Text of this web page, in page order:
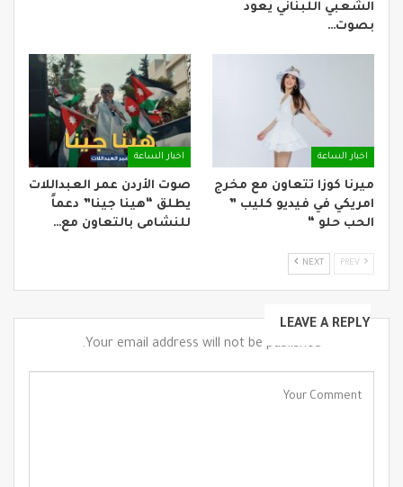
الشعبي اللبناني يعود
بصوت…
اخبار الساعة
ميرنا كوزا تتعاون مع مخرج
امريكي في فيديو كليب ”
الحب حلو “
اخبار الساعة
صوت الأردن عمر العبداللات
يطلق “هينا جينا” دعماً
للنشامى بالتعاون مع…
NEXT
LEAVE A REPLY
Your email address will not be published.